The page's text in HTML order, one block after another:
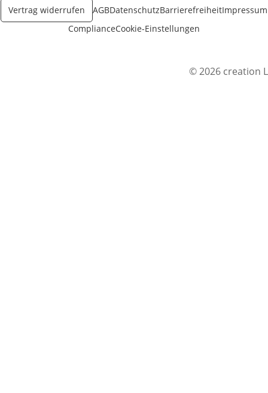
Vertrag widerrufen AGBDatenschutzBarrierefreiheitImpressum
ComplianceCookie-Einstellungen
© 2026 creation L